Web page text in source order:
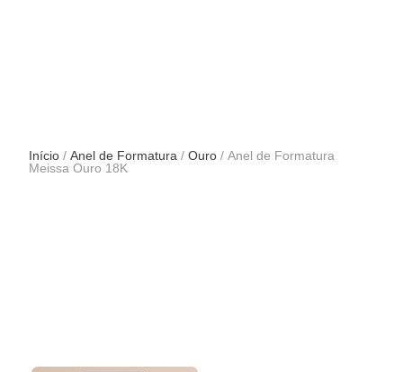
Início / Anel de Formatura / Ouro / Anel de Formatura
Meissa Ouro 18K